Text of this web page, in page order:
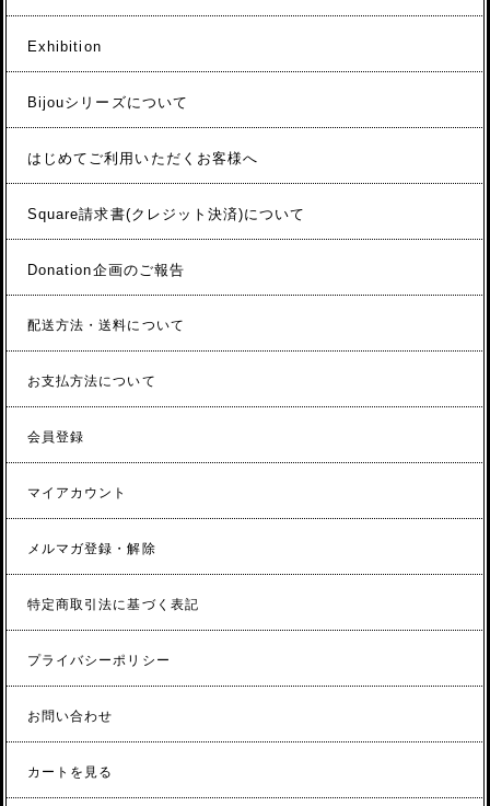
Exhibition
Bijouシリーズについて
はじめてご利用いただくお客様へ
Square請求書(クレジット決済)について
Donation企画のご報告
配送方法・送料について
お支払方法について
会員登録
マイアカウント
メルマガ登録・解除
特定商取引法に基づく表記
プライバシーポリシー
お問い合わせ
カートを見る